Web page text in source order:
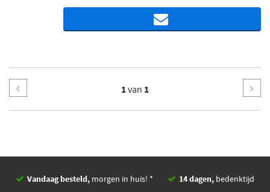
1van 1
Vandaag besteld, morgen in huis! * 14 dagen, bedenktijd